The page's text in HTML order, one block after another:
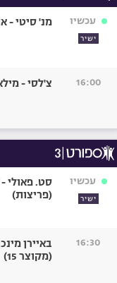
עכשיו
ישיר
מנ' סיטי -
16:00 צ'לסי -
עכשיו
ישיר
סט. פאולי -
(פריצות)
16:30
באיירן
(מקוצר 15)